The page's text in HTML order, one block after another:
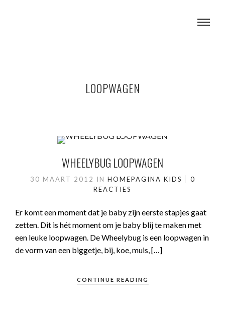
LOOPWAGEN
WHEELYBUG LOOPWAGEN
30 MAART 2012 IN HOMEPAGINA KIDS
0
REACTIES
Er komt een moment dat je baby zijn eerste stapjes gaat
zetten. Dit is hét moment om je baby blij te maken met
een leuke loopwagen. De Wheelybug is een loopwagen in
de vorm van een biggetje, bij, koe, muis, […]
CONTINUE READING